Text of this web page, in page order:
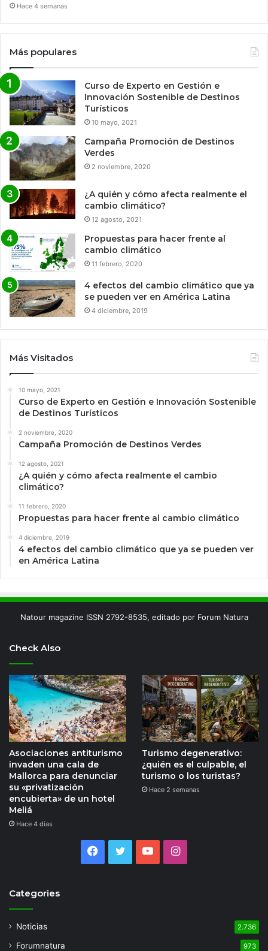
Hace 4 semanas
Más populares
Curso de Experto en Gestión e
Innovación Sostenible de Destinos
Turísticos
10 mayo, 2021
Campaña Promoción de Destinos
Verdes
2 noviembre, 2020
¿A quién y cómo afecta realmente el
cambio climático?
12 agosto, 2021
Propuestas para hacer frente al
cambio climático
11 febrero, 2020
4 efectos del cambio climático que ya
se pueden ver en América Latina
4 diciembre, 2019
Más Visitados
10 mayo, 2021
Curso de Experto en Gestión e Innovación Sostenible
de Destinos Turísticos
2 noviembre, 2020
Campaña Promoción de Destinos Verdes
12 agosto, 2021
¿A quién y cómo afecta realmente el cambio
climático?
11 febrero, 2020
Propuestas para hacer frente al cambio climático
4 diciembre, 2019
4 efectos del cambio climático que ya se pueden ver
en América Latina
Natour magazine ISSN 2792-8535, editado por Forum Natura
Check Also
Asociaciones antiturismo
invaden una cala de
Mallorca para denunciar
su «privatización
encubierta» de un hotel
Meliá
Hace 4 días
Turismo degenerativo:
¿quién es el culpable, el
turismo o los turistas?
Hace 2 semanas
Facebook
TwitterYouTubeInstagram
Categories
Noticias 2.736
Forumnatura 973